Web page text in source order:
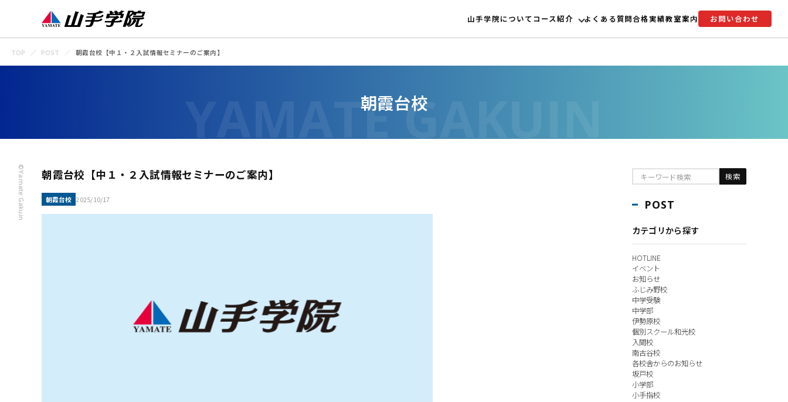
山手学院についてコース紹介 よくある質問合格実績教室案内 お問い合わせ
©Yamate Gakuin
TOP POST 朝霞台校【中１・２入試情報セミナーのご案内】
朝霞台校
朝霞台校【中１・２入試情報セミナーのご案内】
朝霞台校 2025/10/17 POST
カテゴリから探す
HOTLINE
イベント
お知らせ
ふじみ野校
中学受験
中学部
伊勢原校
個別スクール和光校
入間校
南古谷校
各校舎からのお知らせ
坂戸校
小学部
小手指校